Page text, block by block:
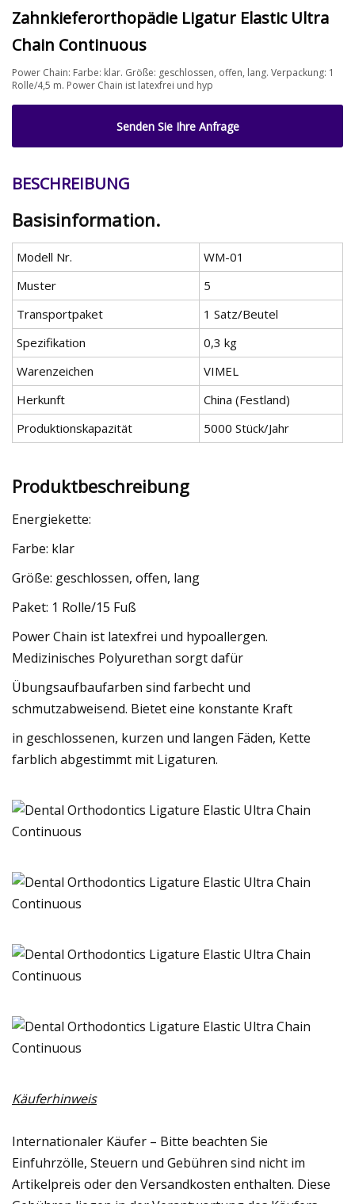
Zahnkieferorthopädie Ligatur Elastic Ultra
Chain Continuous
Power Chain: Farbe: klar. Größe: geschlossen, offen, lang. Verpackung: 1
Rolle/4,5 m. Power Chain ist latexfrei und hyp
Senden Sie Ihre Anfrage
BESCHREIBUNG
Basisinformation.
Modell Nr.
WM-01
Muster
5
Transportpaket
1 Satz/Beutel
Spezifikation
0,3 kg
Warenzeichen
VIMEL
Herkunft
China (Festland)
Produktionskapazität
5000 Stück/Jahr
Produktbeschreibung
Energiekette:
Farbe: klar
Größe: geschlossen, offen, lang
Paket: 1 Rolle/15 Fuß
Power Chain ist latexfrei und hypoallergen.
Medizinisches Polyurethan sorgt dafür
Übungsaufbaufarben sind farbecht und
schmutzabweisend. Bietet eine konstante Kraft
in geschlossenen, kurzen und langen Fäden, Kette
farblich abgestimmt mit Ligaturen.
Käuferhinweis
Internationaler Käufer – Bitte beachten Sie
Einfuhrzölle, Steuern und Gebühren sind nicht im
Artikelpreis oder den Versandkosten enthalten. Diese